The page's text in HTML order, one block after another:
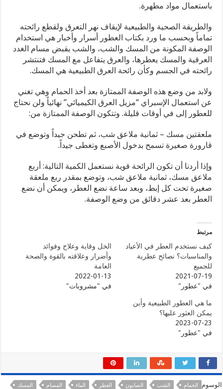
باستعمال مواد مطهرة.
والطريقة الصحية والطبيعية لإيقاف نهر التعرق ولقطع رائحته
تماماً وبحسب ما ورد بكتاب العطور أسرار وأخبار هي استخدام
الوصفة المكونة من المسك والشب، والشب يقبض مسام الغدد
العرقية والمسك يعطرها، والعرق يتفاعل مع المسك فتنتشر
رائحته في الجسم وكأن رائحة العرق الطبيعية هي المسك.
ولابد من وضع هذه الوصفة الممتازة بعد أخذ الحمام وهي تغني
عن استعمال الإسبراي “مزيل العرق الكيميائي” نهائياً ولن نحتاج
للعطور إلى في أوقات قليلة. وتتكون الوصفة الممتازة من:
ملعقتين مسك – ثمانية ملاعق شب، ثم تطحن جيداً وتوضع في
قارورة صغيرة تسمح بدخول الأصبع وتغطى جيداً.
وإذا أردنا أن تكون الرائحة قوية نستعمل الكمية التالية: أربع
ملاعق مسك، ثمانية ملاعق شب، وتوضع بمقدر ربع ملعقة
صغيرة تحت كل إبط، وبعد ساعة نضع العطر، ويمكن أن نضع
العطر بعد عشر دقائق من وضع الوصفة.
مرتبط
كيف نستخدم العطر في الأعياد
والمناسبات؟ نصائح عطرية
للجميع
2021-07-19
في "عطور"
الخل وقاية وعلاج وفوائد
وأضرار وعلاقته بالقوة والصحة
العامة
2022-01-13
في "مشروبات"
ما هي العطور الطبيعية وأين
يمكن العثور عليها؟
2023-07-23
في "عطور"
الوسوم الحمام الشب الصابون العطر الماء المسام
المسك